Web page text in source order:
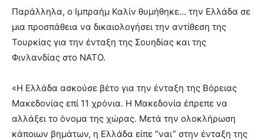
Παράλληλα, ο Ιμπραήμ Καλίν θυμήθηκε… την Ελλάδα σε
μια προσπάθεια να δικαιολογήσει την αντίθεση της
Τουρκίας για την ένταξη της Σουηδίας και της
Φινλανδίας στο ΝΑΤΟ.
«Η Ελλάδα ασκούσε βέτο για την ένταξη της Βόρειας
Μακεδονίας επί 11 χρόνια. Η Μακεδονία έπρεπε να
αλλάξει το όνομα της χώρας. Μετά την ολοκλήρωση
κάποιων βημάτων, η Ελλάδα είπε “ναι” στην ένταξη της